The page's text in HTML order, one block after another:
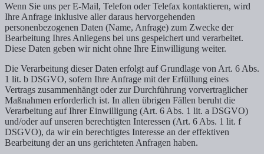
Wenn Sie uns per E-Mail, Telefon oder Telefax kontaktieren, wird
Ihre Anfrage inklusive aller daraus hervorgehenden
personenbezogenen Daten (Name, Anfrage) zum Zwecke der
Bearbeitung Ihres Anliegens bei uns gespeichert und verarbeitet.
Diese Daten geben wir nicht ohne Ihre Einwilligung weiter.
Die Verarbeitung dieser Daten erfolgt auf Grundlage von Art. 6 Abs.
1 lit. b DSGVO, sofern Ihre Anfrage mit der Erfüllung eines
Vertrags zusammenhängt oder zur Durchführung vorvertraglicher
Maßnahmen erforderlich ist. In allen übrigen Fällen beruht die
Verarbeitung auf Ihrer Einwilligung (Art. 6 Abs. 1 lit. a DSGVO)
und/oder auf unseren berechtigten Interessen (Art. 6 Abs. 1 lit. f
DSGVO), da wir ein berechtigtes Interesse an der effektiven
Bearbeitung der an uns gerichteten Anfragen haben.